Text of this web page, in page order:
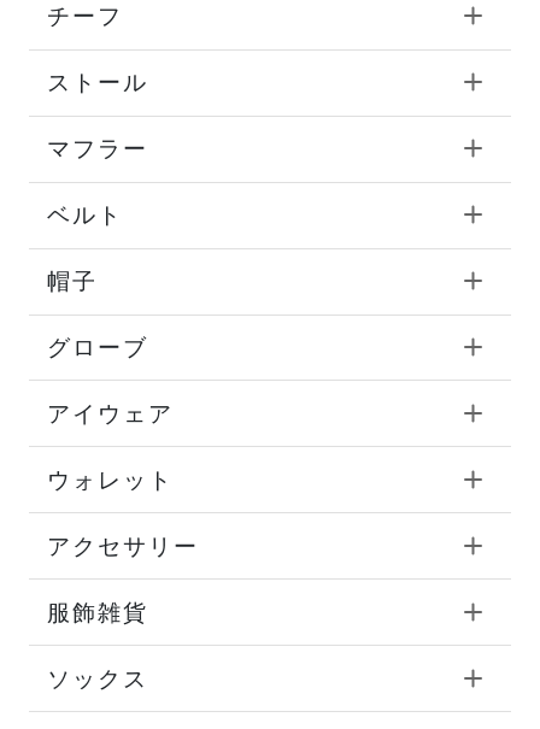
チーフ
ストール
マフラー
ベルト
帽子
グローブ
アイウェア
ウォレット
アクセサリー
服飾雑貨
ソックス